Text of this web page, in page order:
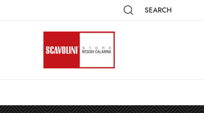
SEARCH